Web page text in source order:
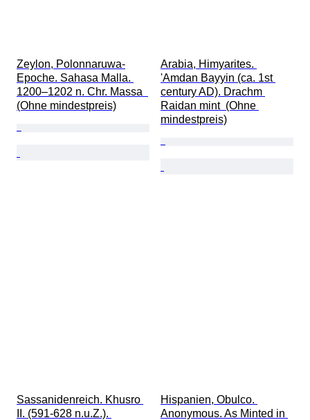
Zeylon, Polonnaruwa-
Epoche. Sahasa Malla.
1200–1202 n. Chr. Massa
(Ohne mindestpreis)
Arabia, Himyarites.
'Amdan Bayyin (ca. 1st
century AD). Drachm
Raidan mint  (Ohne
mindestpreis)
Sassanidenreich. Khusro
II. (591-628 n.u.Z.).
Hispanien, Obulco.
Anonymous. As Minted in